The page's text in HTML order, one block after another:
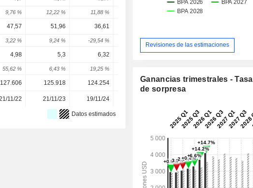
9,76 % 12,22 % 11,88 % 12,18 %
47,57 51,96 36,61
3,22 % 9,24 % -29,54 % -16,5 % 2,19 % 11,6 %
4,98 5,3 6,32 2,38 3,798 7,464
55,62 % 6,43 % 19,25 %
127.606 125.918 124.254 119.536 117.039 117.039
11/22 21/11/23 19/11/24
Datos estimados
Revisiones de las estimaciones
Ganancias trimestrales - Tasa
de sorpresa